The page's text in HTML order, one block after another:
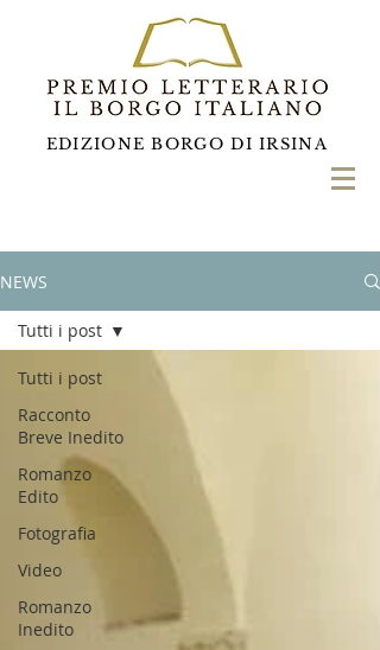
EDIZIONE BORGO DI IRSINA
NEWS
Tutti i post
Racconto
Breve Inedito
Romanzo
Edito
Fotografia
Video
Romanzo
Inedito
Tutti i post